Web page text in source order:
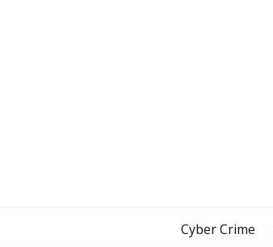
Cyber Crime